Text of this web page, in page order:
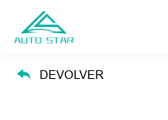
DEVOLVER